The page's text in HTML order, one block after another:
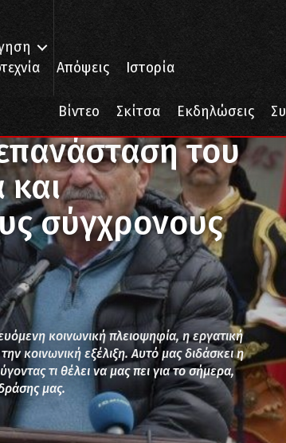
Απόψεις Ιστορία
Βίντεο Σκίτσα Εκδηλώσεις
κληρονομιά και παρακαταθήκη για τους
του
και
σύγχρονους
κοινωνική πλειοψηφία, η εργατική
κοινωνική εξέλιξη. Αυτό μας διδάσκει η
τι θέλει να μας πει για το σήμερα,
μας.